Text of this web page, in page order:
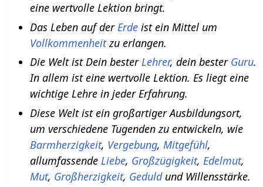
eine wertvolle Lektion bringt.
Das Leben auf derErdeist ein Mittel um
Vollkommenheitzu erlangen.
Die Welt ist Dein besterLehrer, dein bester Guru.
In allem ist eine wertvolle Lektion. Es liegt eine
wichtige Lehre in jeder Erfahrung.
Diese Welt ist ein großartiger Ausbildungsort,
um verschiedene Tugenden zu entwickeln, wie
Barmherzigkeit, Vergebung, Mitgefühl,
allumfassende Liebe, Großzügigkeit, Edelmut,
Mut, Großherzigkeit, Geduldund Willensstärke.